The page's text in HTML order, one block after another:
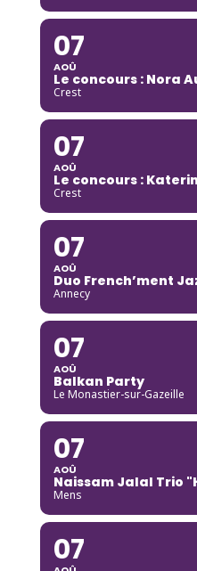
07
AOÛ
Le concours : Nora
Crest
07
AOÛ
Le concours :
Crest
07
AOÛ
Duo French’ment
Annecy
07
AOÛ
Balkan Party
Le Monastier-sur-Gazeille
07
AOÛ
Naissam Jalal Trio
Mens
07